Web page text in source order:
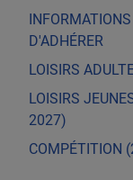
D'ADHÉRER
LOISIRS
LOISIRS
2027)
COMPÉTITION